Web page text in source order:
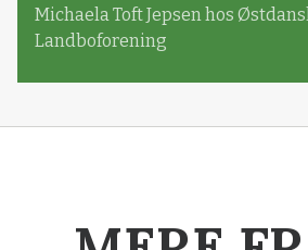
Michaela Toft Jepsen hos
Landboforening